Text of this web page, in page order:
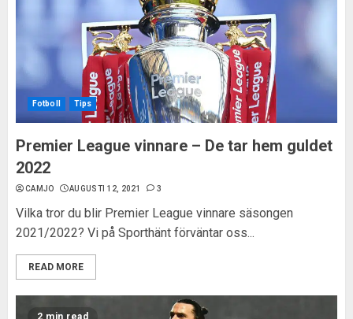
Fotboll Tips
Premier League vinnare – De tar hem guldet
2022
CAMJO AUGUSTI 12, 2021 3
Vilka tror du blir Premier League vinnare säsongen
2021/2022? Vi på Sporthänt förväntar oss...
READ MORE
2 min read